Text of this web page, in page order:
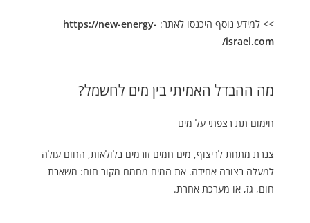
>> למידע נוסף היכנסו לאתר: https://new-energy-
israel.com/
מה ההבדל האמיתי בין מים לחשמל?
חימום תת רצפתי על מים
צנרת מתחת לריצוף, מים חמים זורמים בלולאות, החום עולה
למעלה בצורה אחידה. את המים מחמם מקור חום: משאבת
חום, גז, או מערכת אחרת.